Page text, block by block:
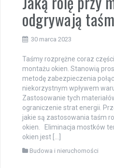
odgrywają
30 marca 2023
Taśmy rozprężne coraz
montażu okien. Stanowią
metodę zabezpieczenia
niekorzystnym wpływem
Zastosowanie tych
ograniczenie strat energii.
jakie są zastosowania taśm
okien. Eliminacja mostków
okien jest […]
Budowa i nieruchomości